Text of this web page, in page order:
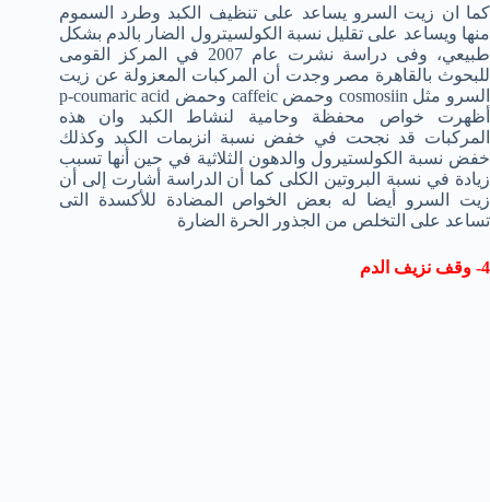
كما ان زيت السرو يساعد على تنظيف الكبد وطرد السموم
منها ويساعد على تقليل نسبة الكولسيترول الضار بالدم بشكل
طبيعي، وفى دراسة نشرت عام 2007 في المركز القومى
للبحوث بالقاهرة مصر وجدت أن المركبات المعزولة عن زيت
السرو مثل cosmosiin وحمض caffeic وحمض p-coumaric acid
أظهرت خواص محفظة وحامية لنشاط الكبد وان هذه
المركبات قد نجحت في خفض نسبة انزبمات الكبد وكذلك
خفض نسبة الكولستيرول والدهون الثلاثية في حين أنها تسبب
زيادة في نسبة البروتين الكلى كما أن الدراسة أشارت إلى أن
زيت السرو أيضا له بعض الخواص المضادة للأكسدة التى
تساعد على التخلص من الجذور الحرة الضارة
4- وقف نزيف الدم